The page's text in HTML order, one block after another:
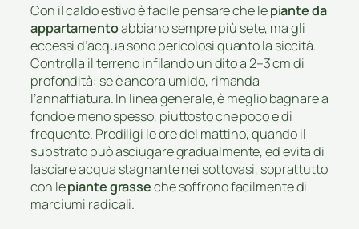
Con il caldo estivo è facile pensare che lepiante da
appartamentoabbiano sempre più sete, ma gli
eccessi d’acqua sono pericolosi quanto la siccità.
Controlla il terreno infilando un dito a 2–3 cm di
profondità: se è ancora umido, rimanda
l’annaffiatura. In linea generale, è meglio bagnare a
fondo e meno spesso, piuttosto che poco e di
frequente. Prediligi le ore del mattino, quando il
substrato può asciugare gradualmente, ed evita di
lasciare acqua stagnante nei sottovasi, soprattutto
con lepiante grasseche soffrono facilmente di
marciumi radicali.